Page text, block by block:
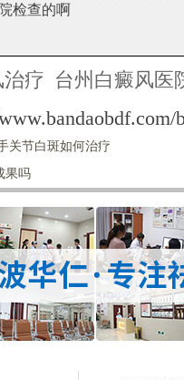
检查的啊
疗 台州白癜风医
关节白斑如何治疗
果吗